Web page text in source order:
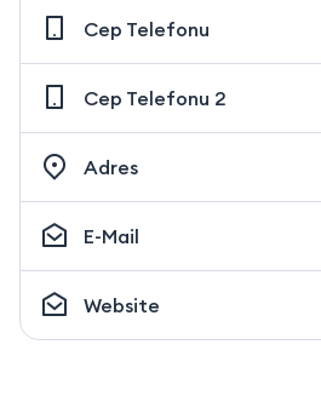
Cep Telefonu
Cep Telefonu 2
Adres
E-Mail
Website